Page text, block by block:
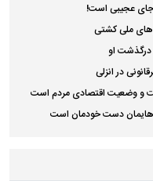
جای عجیبی است!
ملی کشتی
درگذشت او
در انزلی
و وضعیت اقتصادی مردم است
دست خودمان است